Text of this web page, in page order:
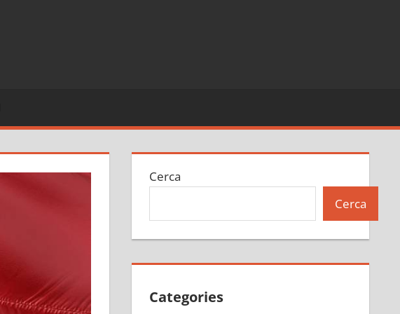
Cerca
Cerca
Categories